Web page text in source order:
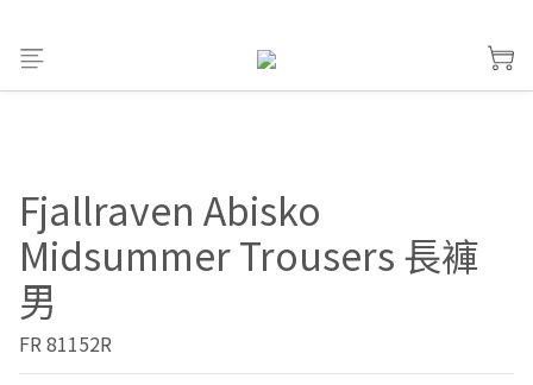
Fjallraven Abisko
Midsummer Trousers 長褲
男
FR 81152R